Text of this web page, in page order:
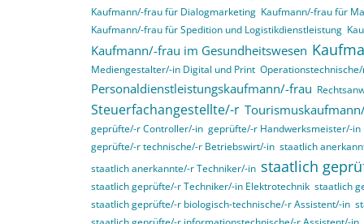
Kaufmann/-frau für Dialogmarketing Kaufmann/-frau für
Kaufmann/-frau für Spedition und Logistikdienstleistung
Kaufmann/-frau im Gesundheitswesen
Mediengestalter/-in Digital und Print
Personaldienstleistungskaufmann/-frau
Steuerfachangestellte/-r
geprüfte/-r Controller/-in geprüfte/-r Handwerksmeister/-in
geprüfte/-r technische/-r Betriebswirt/-in staatlich
staatlich anerkannte/-r Techniker/-in staatlich
staatlich geprüfte/-r Techniker/-in Elektrotechnik staatlich
staatlich geprüfte/-r biologisch-technische/-r Assistent/-in